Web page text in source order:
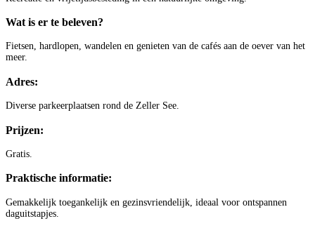
Wat is er te beleven?
Fietsen, hardlopen, wandelen en genieten van de cafés aan de oever van het
meer.
Adres:
Diverse parkeerplaatsen rond de Zeller See.
Prijzen:
Gratis.
Praktische informatie:
Gemakkelijk toegankelijk en gezinsvriendelijk, ideaal voor ontspannen
daguitstapjes.